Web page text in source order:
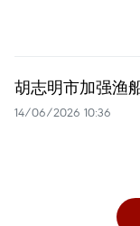
胡志明市加强渔
14/06/2026 10:36